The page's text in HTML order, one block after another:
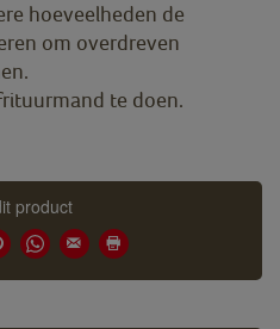
hoeveelheden de
om overdreven
te doen.
product